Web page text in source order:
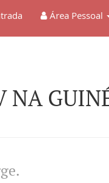
Área Pessoal
NA